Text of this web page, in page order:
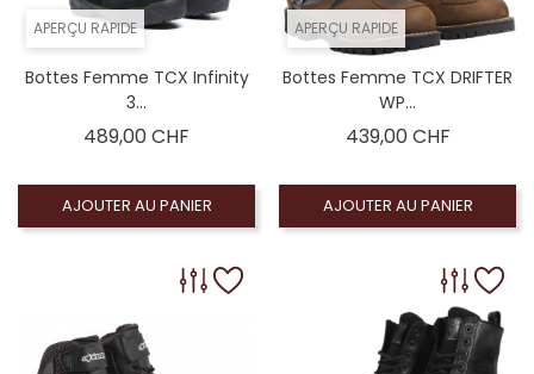
APERÇU RAPIDE
Bottes Femme TCX Infinity
3...
489,00 CHF
AJOUTER AU PANIER
APERÇU RAPIDE
Bottes Femme TCX DRIFTER
WP...
439,00 CHFPrix
AJOUTER AU PANIER